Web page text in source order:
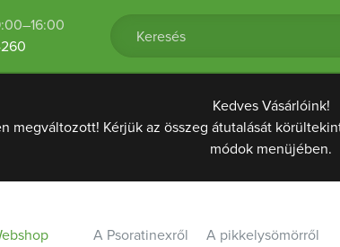
Kedves Vásárlóink!
megváltozott! Kérjük az összeg átutalását
módok menüjében.
A Psoratinexről A pikkelysömörről